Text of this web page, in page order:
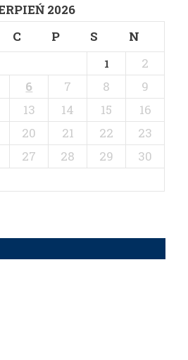
2026
C P S N
1
2
6 7 8
9
13 14 15
16
20 21 22
23
27 28 29
30